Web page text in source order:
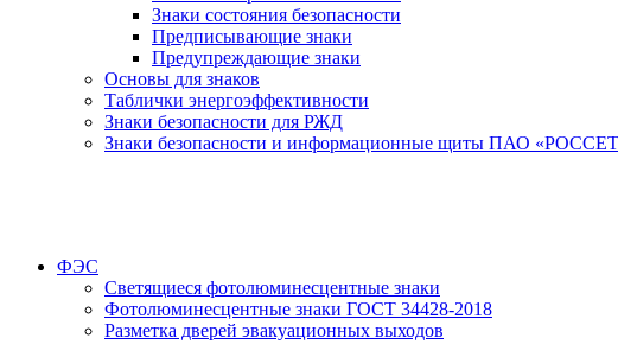
Знаки состояния безопасности
Предписывающие знаки
Предупреждающие знаки
Основы для знаков
Таблички энергоэффективности
Знаки безопасности для РЖД
Знаки безопасности и информационные щиты ПАО
ФЭС
Светящиеся фотолюминесцентные знаки
Фотолюминесцентные знаки ГОСТ 34428-2018
Разметка дверей эвакуационных выходов